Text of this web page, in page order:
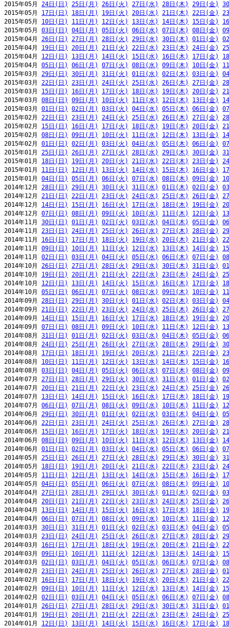
2015年05月 24日(日) 25日(月) 26日(火) 27日(水) 28日(木) 29日(金)
2015年05月 17日(日) 18日(月) 19日(火) 20日(水) 21日(木) 22日(金)
2015年05月 10日(日) 11日(月) 12日(火) 13日(水) 14日(木) 15日(金)
2015年05月 03日(日) 04日(月) 05日(火) 06日(水) 07日(木) 08日(金)
2015年04月 26日(日) 27日(月) 28日(火) 29日(水) 30日(木) 01日(金)
2015年04月 19日(日) 20日(月) 21日(火) 22日(水) 23日(木) 24日(金)
2015年04月 12日(日) 13日(月) 14日(火) 15日(水) 16日(木) 17日(金)
2015年04月 05日(日) 06日(月) 07日(火) 08日(水) 09日(木) 10日(金)
2015年03月 29日(日) 30日(月) 31日(火) 01日(水) 02日(木) 03日(金)
2015年03月 22日(日) 23日(月) 24日(火) 25日(水) 26日(木) 27日(金)
2015年03月 15日(日) 16日(月) 17日(火) 18日(水) 19日(木) 20日(金)
2015年03月 08日(日) 09日(月) 10日(火) 11日(水) 12日(木) 13日(金)
2015年03月 01日(日) 02日(月) 03日(火) 04日(水) 05日(木) 06日(金)
2015年02月 22日(日) 23日(月) 24日(火) 25日(水) 26日(木) 27日(金)
2015年02月 15日(日) 16日(月) 17日(火) 18日(水) 19日(木) 20日(金)
2015年02月 08日(日) 09日(月) 10日(火) 11日(水) 12日(木) 13日(金)
2015年02月 01日(日) 02日(月) 03日(火) 04日(水) 05日(木) 06日(金)
2015年01月 25日(日) 26日(月) 27日(火) 28日(水) 29日(木) 30日(金)
2015年01月 18日(日) 19日(月) 20日(火) 21日(水) 22日(木) 23日(金)
2015年01月 11日(日) 12日(月) 13日(火) 14日(水) 15日(木) 16日(金)
2015年01月 04日(日) 05日(月) 06日(火) 07日(水) 08日(木) 09日(金)
2014年12月 28日(日) 29日(月) 30日(火) 31日(水) 01日(木) 02日(金)
2014年12月 21日(日) 22日(月) 23日(火) 24日(水) 25日(木) 26日(金)
2014年12月 14日(日) 15日(月) 16日(火) 17日(水) 18日(木) 19日(金)
2014年12月 07日(日) 08日(月) 09日(火) 10日(水) 11日(木) 12日(金)
2014年11月 30日(日) 01日(月) 02日(火) 03日(水) 04日(木) 05日(金)
2014年11月 23日(日) 24日(月) 25日(火) 26日(水) 27日(木) 28日(金)
2014年11月 16日(日) 17日(月) 18日(火) 19日(水) 20日(木) 21日(金)
2014年11月 09日(日) 10日(月) 11日(火) 12日(水) 13日(木) 14日(金)
2014年11月 02日(日) 03日(月) 04日(火) 05日(水) 06日(木) 07日(金)
2014年10月 26日(日) 27日(月) 28日(火) 29日(水) 30日(木) 31日(金)
2014年10月 19日(日) 20日(月) 21日(火) 22日(水) 23日(木) 24日(金)
2014年10月 12日(日) 13日(月) 14日(火) 15日(水) 16日(木) 17日(金)
2014年10月 05日(日) 06日(月) 07日(火) 08日(水) 09日(木) 10日(金)
2014年09月 28日(日) 29日(月) 30日(火) 01日(水) 02日(木) 03日(金)
2014年09月 21日(日) 22日(月) 23日(火) 24日(水) 25日(木) 26日(金)
2014年09月 14日(日) 15日(月) 16日(火) 17日(水) 18日(木) 19日(金)
2014年09月 07日(日) 08日(月) 09日(火) 10日(水) 11日(木) 12日(金)
2014年08月 31日(日) 01日(月) 02日(火) 03日(水) 04日(木) 05日(金)
2014年08月 24日(日) 25日(月) 26日(火) 27日(水) 28日(木) 29日(金)
2014年08月 17日(日) 18日(月) 19日(火) 20日(水) 21日(木) 22日(金)
2014年08月 10日(日) 11日(月) 12日(火) 13日(水) 14日(木) 15日(金)
2014年08月 03日(日) 04日(月) 05日(火) 06日(水) 07日(木) 08日(金)
2014年07月 27日(日) 28日(月) 29日(火) 30日(水) 31日(木) 01日(金)
2014年07月 20日(日) 21日(月) 22日(火) 23日(水) 24日(木) 25日(金)
2014年07月 13日(日) 14日(月) 15日(火) 16日(水) 17日(木) 18日(金)
2014年07月 06日(日) 07日(月) 08日(火) 09日(水) 10日(木) 11日(金)
2014年06月 29日(日) 30日(月) 01日(火) 02日(水) 03日(木) 04日(金)
2014年06月 22日(日) 23日(月) 24日(火) 25日(水) 26日(木) 27日(金)
2014年06月 15日(日) 16日(月) 17日(火) 18日(水) 19日(木) 20日(金)
2014年06月 08日(日) 09日(月) 10日(火) 11日(水) 12日(木) 13日(金)
2014年06月 01日(日) 02日(月) 03日(火) 04日(水) 05日(木) 06日(金)
2014年05月 25日(日) 26日(月) 27日(火) 28日(水) 29日(木) 30日(金)
2014年05月 18日(日) 19日(月) 20日(火) 21日(水) 22日(木) 23日(金)
2014年05月 11日(日) 12日(月) 13日(火) 14日(水) 15日(木) 16日(金)
2014年05月 04日(日) 05日(月) 06日(火) 07日(水) 08日(木) 09日(金)
2014年04月 27日(日) 28日(月) 29日(火) 30日(水) 01日(木) 02日(金)
2014年04月 20日(日) 21日(月) 22日(火) 23日(水) 24日(木) 25日(金)
2014年04月 13日(日) 14日(月) 15日(火) 16日(水) 17日(木) 18日(金)
2014年04月 06日(日) 07日(月) 08日(火) 09日(水) 10日(木) 11日(金)
2014年03月 30日(日) 31日(月) 01日(火) 02日(水) 03日(木) 04日(金)
2014年03月 23日(日) 24日(月) 25日(火) 26日(水) 27日(木) 28日(金)
2014年03月 16日(日) 17日(月) 18日(火) 19日(水) 20日(木) 21日(金)
2014年03月 09日(日) 10日(月) 11日(火) 12日(水) 13日(木) 14日(金)
2014年03月 02日(日) 03日(月) 04日(火) 05日(水) 06日(木) 07日(金)
2014年02月 23日(日) 24日(月) 25日(火) 26日(水) 27日(木) 28日(金)
2014年02月 16日(日) 17日(月) 18日(火) 19日(水) 20日(木) 21日(金)
2014年02月 09日(日) 10日(月) 11日(火) 12日(水) 13日(木) 14日(金)
2014年02月 02日(日) 03日(月) 04日(火) 05日(水) 06日(木) 07日(金)
2014年01月 26日(日) 27日(月) 28日(火) 29日(水) 30日(木) 31日(金)
2014年01月 19日(日) 20日(月) 21日(火) 22日(水) 23日(木) 24日(金)
2014年01月 12日(日) 13日(月) 14日(火) 15日(水) 16日(木) 17日(金)